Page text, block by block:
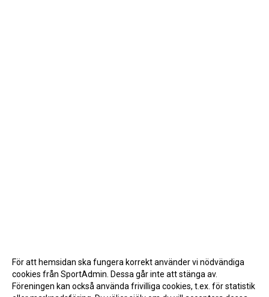
För att hemsidan ska fungera korrekt använder vi nödvändiga
cookies från SportAdmin. Dessa går inte att stänga av.
Föreningen kan också använda frivilliga cookies, t.ex. för statistik